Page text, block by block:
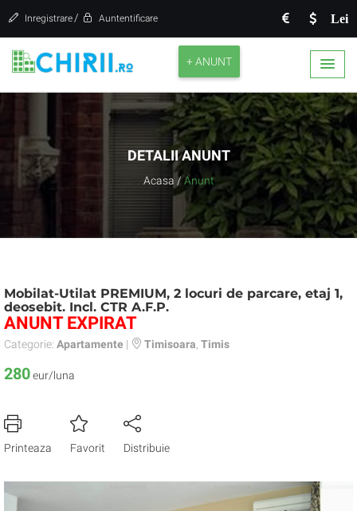
Lei
Inregistrare / Auntentificare
+ ANUNT
DETALII ANUNT
Acasa / Anunt
Mobilat-Utilat PREMIUM, 2 locuri de parcare, etaj 1,
deosebit. Incl. CTR A.F.P.
ANUNT EXPIRAT
Categorie: Apartamente | Timisoara Timis
280eur/luna
Printeaza Favorit Distribuie